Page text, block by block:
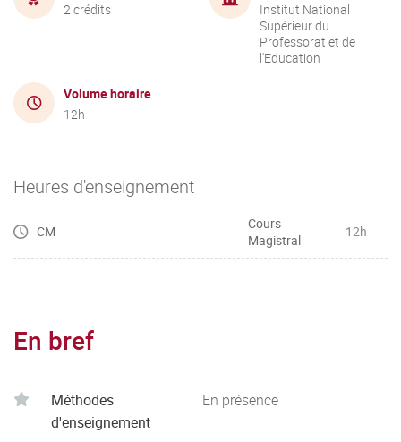
2 crédits
Institut National
Supérieur du
Professorat et de
l'Education
Volume horaire
12h
Heures d'enseignement
CM
Cours
Magistral
12h
En bref
Méthodes
d'enseignement
En présence